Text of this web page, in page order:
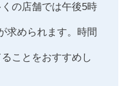
の店舗では午後5時
求められます。時間
ことをおすすめし